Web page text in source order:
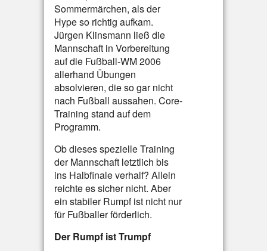
Sommermärchen, als der
Hype so richtig aufkam.
Jürgen Klinsmann ließ die
Mannschaft in Vorbereitung
auf die Fußball-WM 2006
allerhand Übungen
absolvieren, die so gar nicht
nach Fußball aussahen. Core-
Training stand auf dem
Programm.
Ob dieses spezielle Training
der Mannschaft letztlich bis
ins Halbfinale verhalf? Allein
reichte es sicher nicht. Aber
ein stabiler Rumpf ist nicht nur
für Fußballer förderlich.
Der Rumpf ist Trumpf